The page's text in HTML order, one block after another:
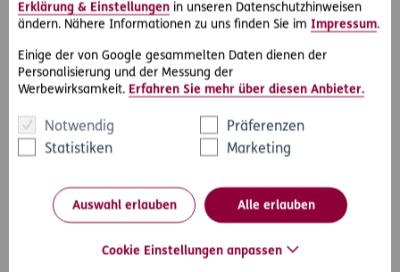
Erklärung & Einstellungen in unseren Datenschutzhinweisen
ändern. Nähere Informationen zu uns finden Sie im Impressum.
Einige der von Google gesammelten Daten dienen der
Personalisierung und der Messung der
Werbewirksamkeit. Erfahren Sie mehr über diesen Anbieter.
Notwendig
Präferenzen
Statistiken
Marketing
Auswahl erlauben Alle erlauben
Cookie Einstellungen anpassen
#Rechtsfälle #sonstige Verfahren
2019-08-01
Beratung durch Anwalt nötig! Was nun?
ihr Erbe gerecht auf ihre drei Kinder aufteilen. Um sich
rechtlich beraten zu lassen,…